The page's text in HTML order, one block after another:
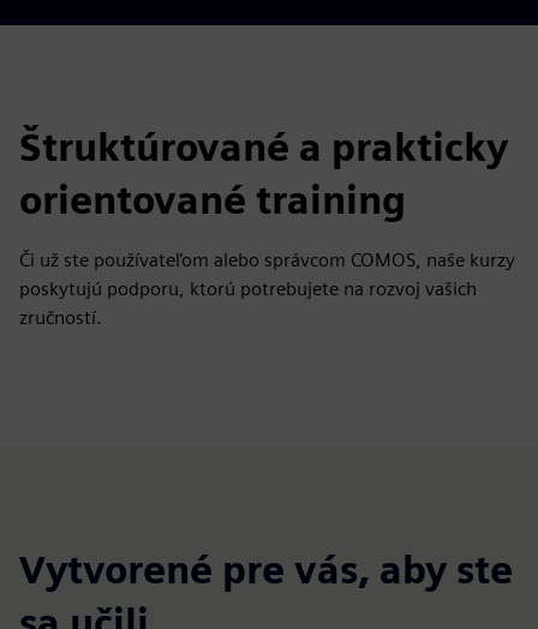
Štruktúrované a prakticky
orientované training
Či už ste používateľom alebo správcom COMOS, naše kurzy
poskytujú podporu, ktorú potrebujete na rozvoj vašich
zručností.
Vytvorené pre vás, aby ste